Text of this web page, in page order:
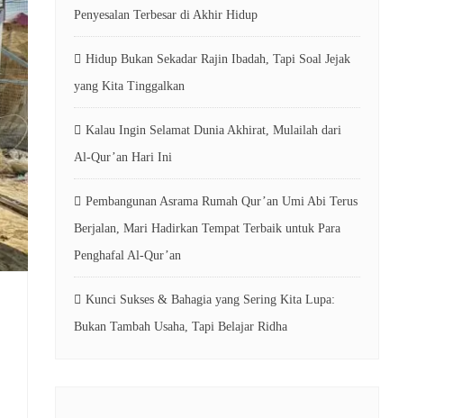
Penyesalan Terbesar di Akhir Hidup
Hidup Bukan Sekadar Rajin Ibadah, Tapi Soal Jejak
yang Kita Tinggalkan
Kalau Ingin Selamat Dunia Akhirat, Mulailah dari
Al-Qur’an Hari Ini
Pembangunan Asrama Rumah Qur’an Umi Abi Terus
Berjalan, Mari Hadirkan Tempat Terbaik untuk Para
Penghafal Al-Qur’an
Kunci Sukses & Bahagia yang Sering Kita Lupa:
Bukan Tambah Usaha, Tapi Belajar Ridha